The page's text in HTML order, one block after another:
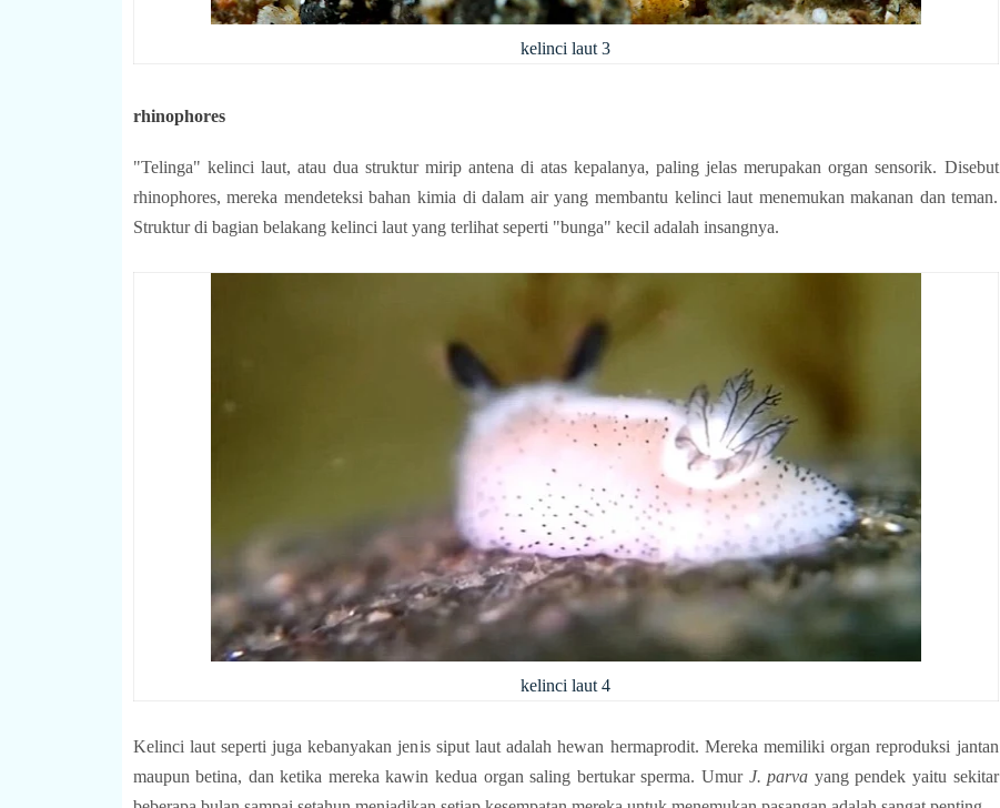
kelinci laut 3
rhinophores
"Telinga" kelinci laut, atau dua struktur mirip antena di atas kepalanya, paling jelas merupakan organ sensorik. Disebut
Struktur di bagian belakang kelinci laut yang terlihat seperti "bunga" kecil adalah insangnya.
kelinci laut 4
Kelinci laut seperti juga kebanyakan jenis siput laut adalah hewan hermaprodit. Mereka memiliki organ reproduksi jantan
maupun betina, dan ketika mereka kawin kedua organ saling bertukar sperma. Umur J. parva yang pendek yaitu sekitar